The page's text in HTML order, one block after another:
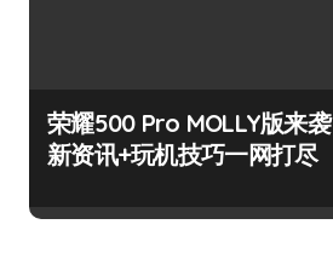
荣耀500 Pro MOLLY版来
新资讯+玩机技巧一网打尽